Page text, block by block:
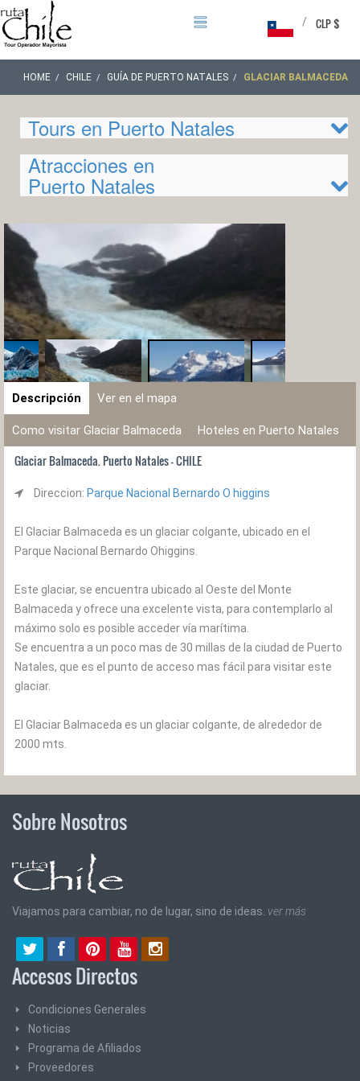
CLP $
/
HOME CHILE GUÍA DE PUERTO NATALES GLACIAR BALMACEDA
Tours en Puerto Natales
Atracciones en
Puerto Natales
Descripción Ver en el mapa
Como visitar Glaciar Balmaceda Hoteles en Puerto Natales
Glaciar Balmaceda. Puerto Natales - CHILE
Direccion: Parque Nacional Bernardo O higgins
El Glaciar Balmaceda es un glaciar colgante, ubicado en el
Parque Nacional Bernardo Ohiggins.
Este glaciar, se encuentra ubicado al Oeste del Monte
Balmaceda y ofrece una excelente vista, para contemplarlo al
máximo solo es posible acceder vía marítima.
Se encuentra a un poco mas de 30 millas de la ciudad de Puerto
Natales, que es el punto de acceso mas fácil para visitar este
glaciar.
El Glaciar Balmaceda es un glaciar colgante, de alrededor de
2000 mts.
Sobre Nosotros
Viajamos para cambiar, no de lugar, sino de ideas. ver más
Accesos Directos
Condiciones Generales
Noticias
Programa de Afiliados
Proveedores